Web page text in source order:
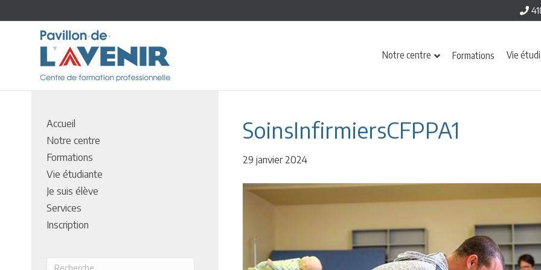
Notre centre Formations Vie
Accueil
Notre centre
Formations
Vie étudiante
Je suis élève
Services
Inscription
SoinsInfirmiersCFPPA1
29 janvier 2024